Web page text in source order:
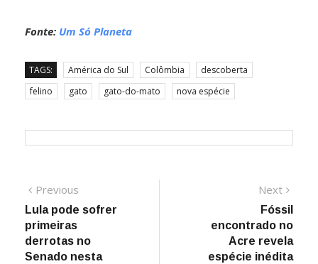
Fonte: Um Só Planeta
TAGS: América do Sul Colômbia
descoberta
felino
gato gato-do-mato nova espécie
Navegação
de
Post
Previous
post:
Lula pode sofrer
primeiras
derrotas no
Senado nesta
Next
post:
Fóssil
encontrado no
Acre revela
espécie inédita